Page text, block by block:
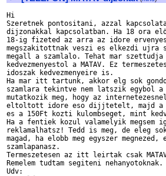
Hi
Szeretnek pontositani, azzal
dijzonakkal kapcsolatban. Ha 18 ora
18-ig fizeted az arra az idore
megszakitottnak veszi es elkezdi ujra
megall a szamlalo. Tehat mar szettudja
kedvezmenyestol a MATAV. Ez
idoszak kedvezmenyeire is.
Ha mar itt tartunk, akkor elg sok
szamlara tekintve nem latszik egybol a
mutatkozik meg, hogy az
eltoltott idore eso dijjtetelt, majd a
es a 150Ft kozti kulombseget, mint
Ha a fentiek kozul valamelyik megsem
reklamalhatsz! Tedd is meg, de eleg
magad, ha elobb meg egyszer
szamlapanasz.
Termeszetesen az itt leirtak csak
Remelem tudtam segiteni nehanyotoknak.
Udv: